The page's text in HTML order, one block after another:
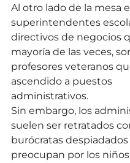
Al otro lado de la mesa
superintendentes
directivos de negocios
mayoría de las veces,
profesores veteranos
ascendido a puestos
administrativos.
Sin embargo, los
suelen ser retratados
burócratas
preocupan por los